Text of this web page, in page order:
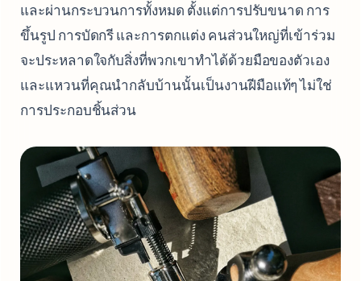
และผ่านกระบวนการทั้งหมด ตั้งแต่การปรับขนาด การ
ขึ้นรูป การบัดกรี และการตกแต่ง คนส่วนใหญ่ที่เข้าร่วม
จะประหลาดใจกับสิ่งที่พวกเขาทำได้ด้วยมือของตัวเอง
และแหวนที่คุณนำกลับบ้านนั้นเป็นงานฝีมือแท้ๆ ไม่ใช่
การประกอบชิ้นส่วน